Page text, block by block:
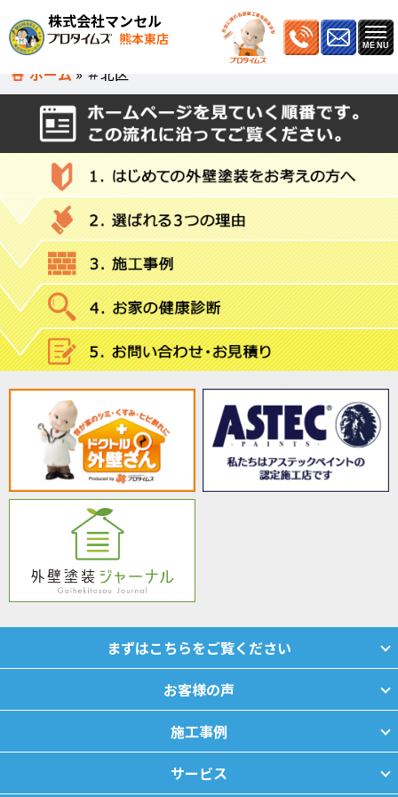
株式会社マンセル
熊本東店
ホーム » ＃北区
まずはこちらをご覧ください
お客様の声
施工事例
サービス